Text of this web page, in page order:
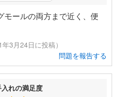
モールの両方まで近く、便
3月24日に投稿）
問題を報告する
れの満足度